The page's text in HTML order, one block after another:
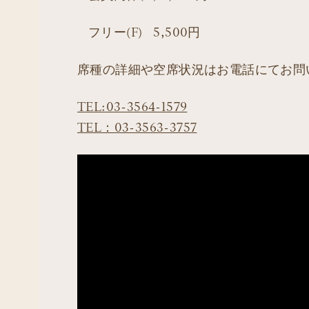
フリー(F) 5,500円
席種の詳細や空席状況はお電話にてお問
TEL:03-3564-1579
TEL：03-3563-3757